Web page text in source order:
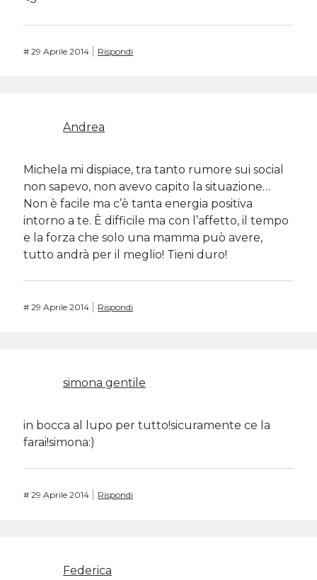
#29 Aprile 2014 Rispondi
Andrea
Michela mi dispiace, tra tanto rumore sui social
non sapevo, non avevo capito la situazione…
Non è facile ma c’è tanta energia positiva
intorno a te. È difficile ma con l’affetto, il tempo
e la forza che solo una mamma può avere,
tutto andrà per il meglio! Tieni duro!
#29 Aprile 2014 Rispondi
simona gentile
in bocca al lupo per tutto!sicuramente ce la
farai!simona:)
#29 Aprile 2014 Rispondi
Federica